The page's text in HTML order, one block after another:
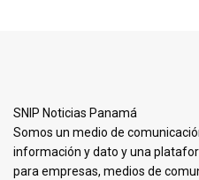
SNIP Noticias Panamá
Somos un medio de
información y dato y una
para empresas, medios de